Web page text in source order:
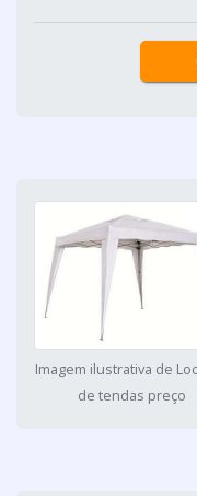
Imagem ilustrativa de
de tendas preço